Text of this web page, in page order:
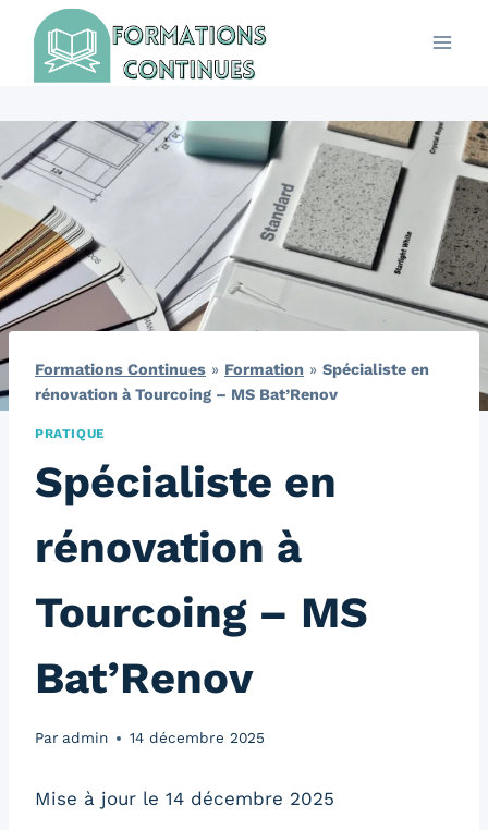
contenu
Formations Continues » Formation » Spécialiste en
rénovation à Tourcoing – MS Bat’Renov
PRATIQUE
Spécialiste en
rénovation à
Tourcoing – MS
Bat’Renov
Paradmin 14 décembre 2025
Mise à jour le 14 décembre 2025